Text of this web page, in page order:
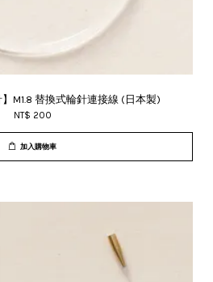
】M1.8 替換式輪針連接線 (日本製)
NT$ 200
加入購物車